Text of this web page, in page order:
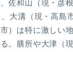
佐和山（現・彦
大溝（現・高島
）は特に激しい
。膳所や大津（